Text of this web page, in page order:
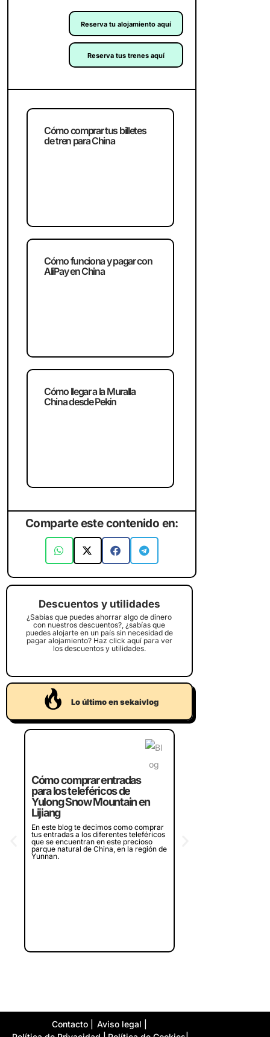
Reserva tu alojamiento aquí
Reserva tus trenes aquí
Cómo comprar tus billetes
de tren para China
Cómo funciona y pagar con
AliPay en China
Cómo llegar a la Muralla
China desde Pekín
Comparte este contenido en:
Descuentos y utilidades
¿Sabías que puedes ahorrar algo de dinero
con nuestros descuentos?, ¿sabías que
puedes alojarte en un país sin necesidad de
pagar alojamiento? Haz click aquí para ver
los descuentos y utilidades.
Lo último en sekaivlog
Cómo comprar entradas
para los teleféricos de
Yulong Snow Mountain en
Lijiang
En este blog te decimos como comprar
tus entradas a los diferentes teleféricos
que se encuentran en este precioso
parque natural de China, en la región de
Yunnan.
Contacto |
Aviso legal |